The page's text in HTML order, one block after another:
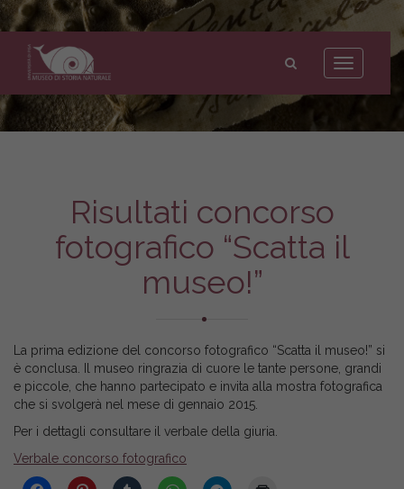
Toggle
navigation
Museo
di
Storia
Naturale
dell'Università
Risultati concorso
fotografico “Scatta il
museo!”
La prima edizione del concorso fotografico “Scatta il museo!” si
è conclusa. Il museo ringrazia di cuore le tante persone, grandi
e piccole, che hanno partecipato e invita alla mostra fotografica
che si svolgerà nel mese di gennaio 2015.
Per i dettagli consultare il verbale della giuria.
Verbale concorso fotografico